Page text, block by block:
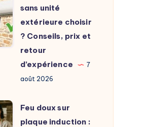
sans unité
extérieure choisir
? Conseils, prix et
retour
d’expérience
7
août 2026
Feu doux sur
plaque induction :